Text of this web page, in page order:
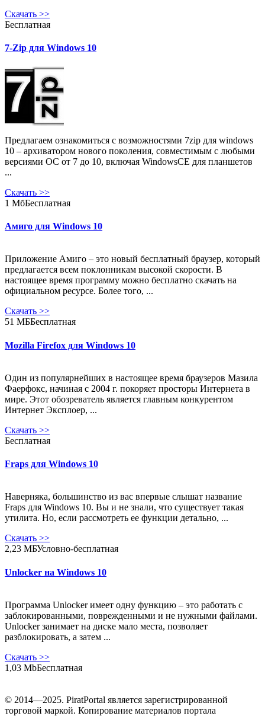
Скачать >>
Бесплатная
7-Zip для Windows 10
Предлагаем ознакомиться с возможностями 7zip для windows
10 – архиватором нового поколения, совместимым с любыми
версиями ОС от 7 до 10, включая WindowsCE для планшетов
...
Скачать >>
1 МбБесплатная
Амиго для Windows 10
Приложение Амиго – это новый бесплатный браузер, который
предлагается всем поклонникам высокой скорости. В
настоящее время программу можно бесплатно скачать на
официальном ресурсе. Более того, ...
Скачать >>
51 МББесплатная
Mozilla Firefox для Windows 10
Один из популярнейших в настоящее время браузеров Мазила
Фаерфокс, начиная с 2004 г. покоряет просторы Интернета в
мире. Этот обозреватель является главным конкурентом
Интернет Эксплоер, ...
Скачать >>
Бесплатная
Fraps для Windows 10
Наверняка, большинство из вас впервые слышат название
Fraps для Windows 10. Вы и не знали, что существует такая
утилита. Но, если рассмотреть ее функции детально, ...
Скачать >>
2,23 МБУсловно-бесплатная
Unlocker на Windows 10
Программа Unlocker имеет одну функцию – это работать с
заблокированными, поврежденными и не нужными файлами.
Unlocker занимает на диске мало места, позволяет
разблокировать, а затем ...
Скачать >>
1,03 MbБесплатная
© 2014—2025. PiratPortal является зарегистрированной
торговой маркой. Копирование материалов портала